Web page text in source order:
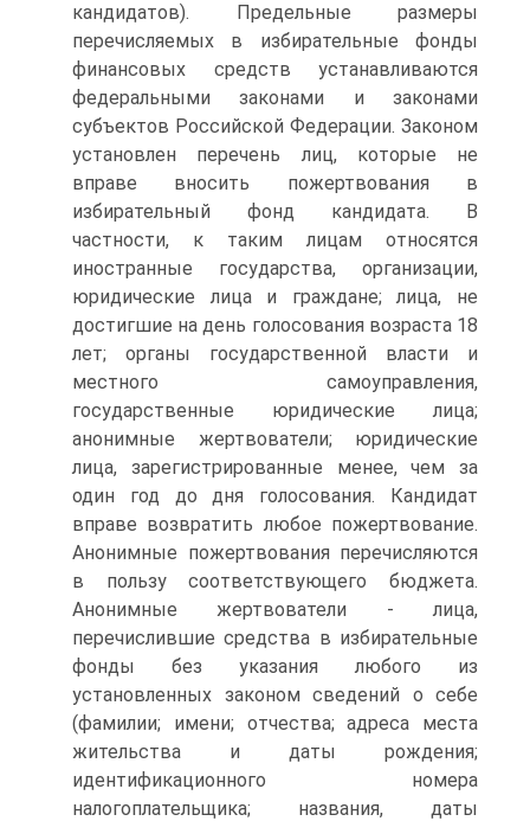
кандидатов). Предельные размеры
перечисляемых в избирательные фонды
финансовых средств устанавливаются
федеральными законами и законами
субъектов Российской Федерации. Законом
установлен перечень лиц, которые не
вправе вносить пожертвования в
избирательный фонд кандидата. В
частности, к таким лицам относятся
иностранные государства, организации,
юридические лица и граждане; лица, не
достигшие на день голосования возраста 18
лет; органы государственной власти и
местного самоуправления,
государственные юридические лица;
анонимные жертвователи; юридические
лица, зарегистрированные менее, чем за
один год до дня голосования. Кандидат
вправе возвратить любое пожертвование.
Анонимные пожертвования перечисляются
в пользу соответствующего бюджета.
Анонимные жертвователи - лица,
перечислившие средства в избирательные
фонды без указания любого из
установленных законом сведений о себе
(фамилии; имени; отчества; адреса места
жительства и даты рождения;
идентификационного номера
налогоплательщика; названия, даты